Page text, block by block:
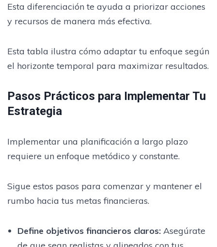
Esta diferenciación te ayuda a priorizar acciones
y recursos de manera más efectiva.
Esta tabla ilustra cómo adaptar tu enfoque según
el horizonte temporal para maximizar resultados.
Pasos Prácticos para Implementar Tu
Estrategia
Implementar una planificación a largo plazo
requiere un enfoque metódico y constante.
Sigue estos pasos para comenzar y mantener el
rumbo hacia tus metas financieras.
Define objetivos financieros claros:Asegúrate